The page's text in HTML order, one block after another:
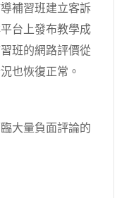
補習班建立客訴
台上發布教學成
班的網路評價從
也恢復正常。
大量負面評論的